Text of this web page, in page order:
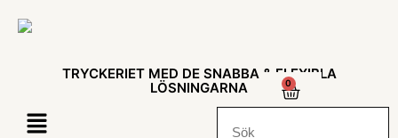
TRYCKERIET MED DE SNABBA & FLEXIBLA
LÖSNINGARNA
0